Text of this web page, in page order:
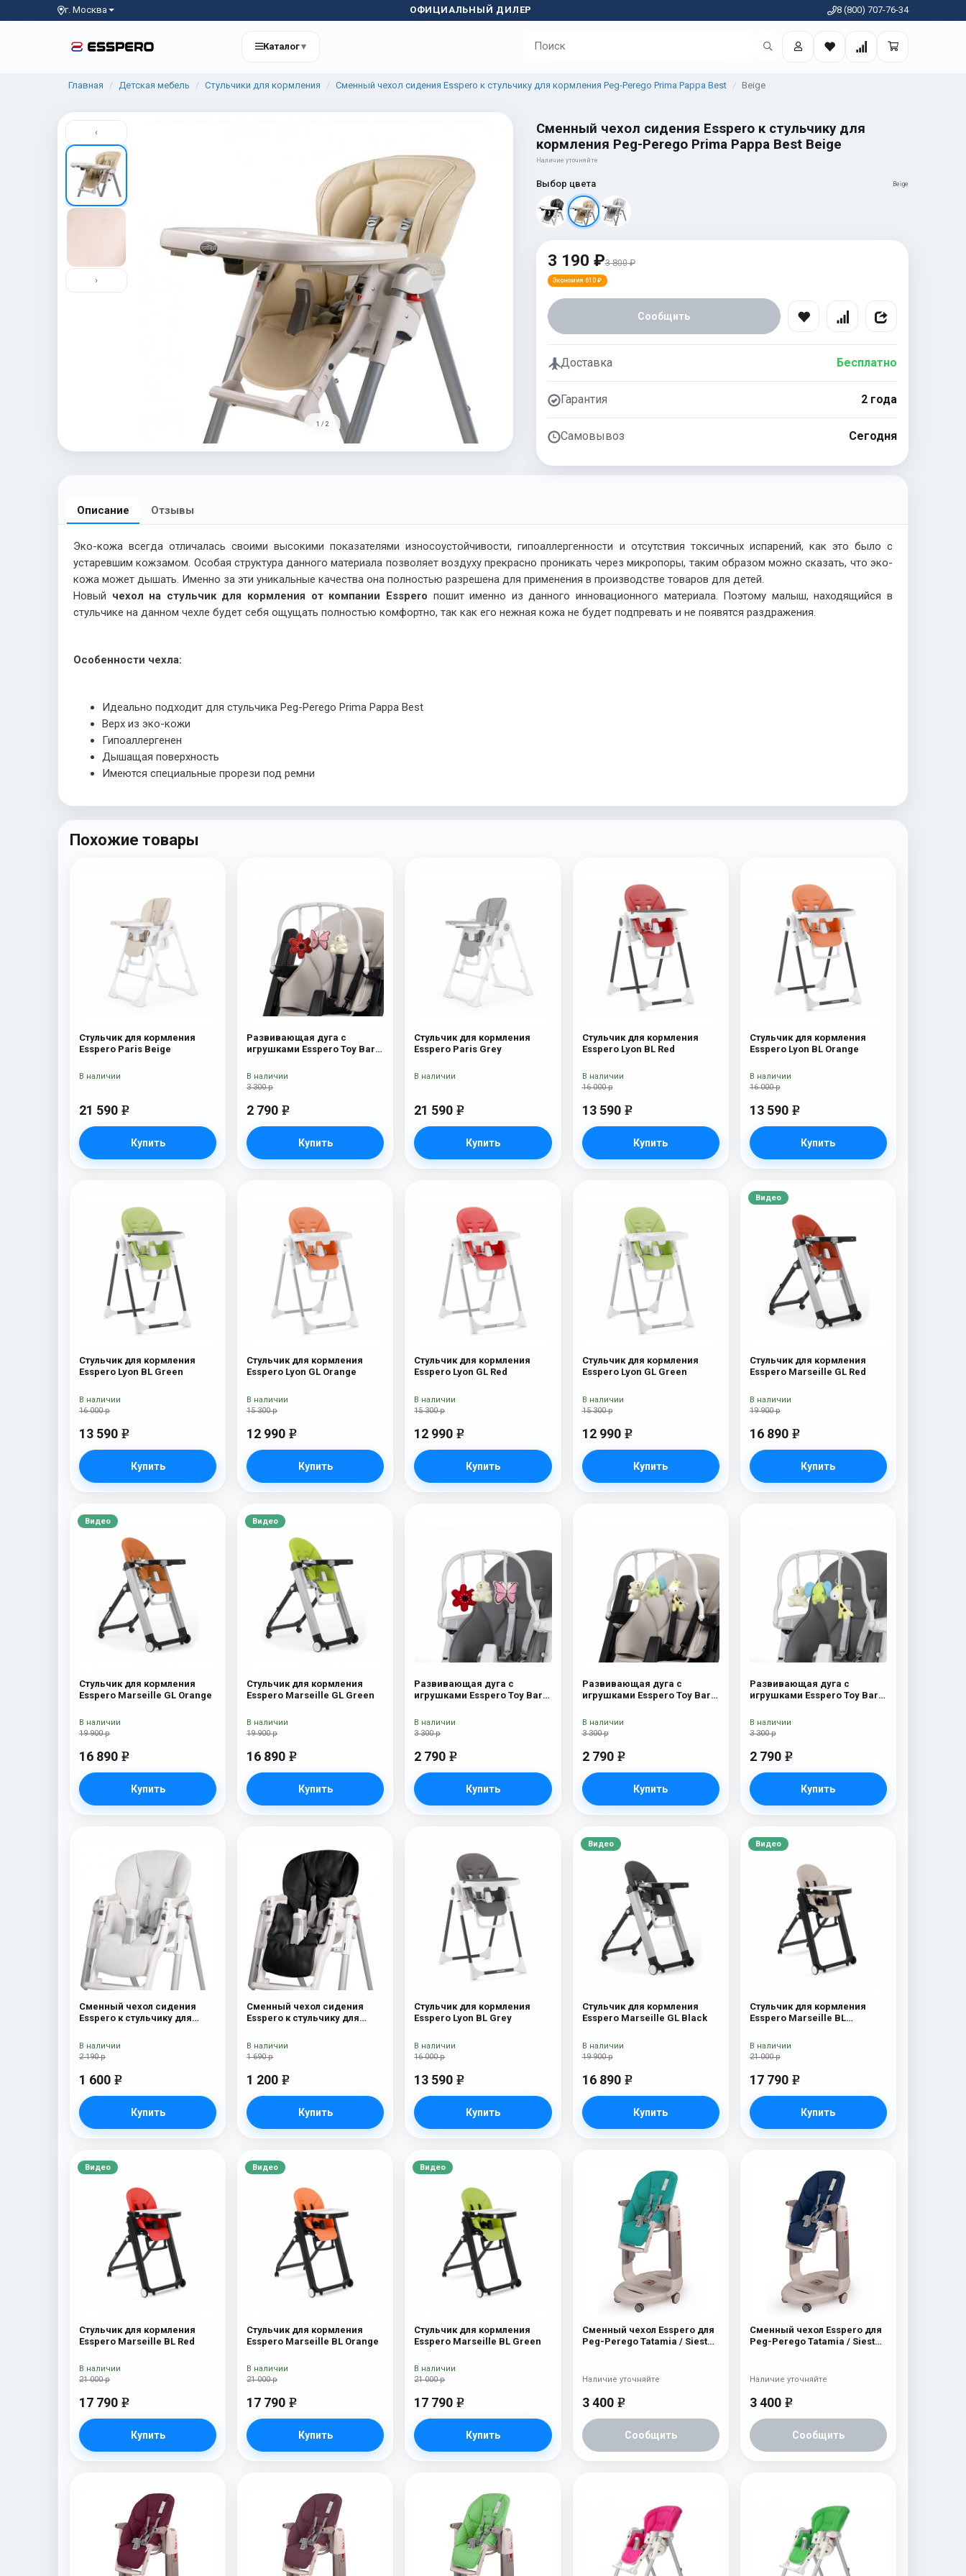
г. Москва ОФИЦИАЛЬНЫЙ ДИЛЕР 8 (800) 707-76-34
Каталог▾
Главная Детская мебель Стульчики для кормления Сменный чехол сидения Esspero к стульчику для кормления Peg-Perego Prima Pappa Best Beige
‹
›
1 / 2
Сменный чехол сидения Esspero к стульчику для
кормления Peg-Perego Prima Pappa Best Beige
Наличие уточняйте
Выбор цвета Beige
3 190 ₽3 800 ₽
Экономия 610 ₽
Сообщить
Доставка Бесплатно
Гарантия 2 года
Самовывоз Сегодня
Описание Отзывы
Эко-кожа всегда отличалась своими высокими показателями износоустойчивости, гипоаллергенности и отсутствия токсичных испарений, как это было с
устаревшим кожзамом. Особая структура данного материала позволяет воздуху прекрасно проникать через микропоры, таким образом можно сказать, что эко-
кожа может дышать. Именно за эти уникальные качества она полностью разрешена для применения в производстве товаров для детей.
Новый чехол на стульчик для кормления от компании Esspero пошит именно из данного инновационного материала. Поэтому малыш, находящийся в
стульчике на данном чехле будет себя ощущать полностью комфортно, так как его нежная кожа не будет подпревать и не появятся раздражения.
Особенности чехла:
Идеально подходит для стульчика Peg-Perego Prima Pappa Best
Верх из эко-кожи
Гипоаллергенен
Дышащая поверхность
Имеются специальные прорези под ремни
Похожие товары
Стульчик для кормления
Esspero Paris Beige
21 590 e
Купить
В наличии
Развивающая дуга с
игрушками Esspero Toy Bar
3 300 р
2 790 e
Купить
В наличии
Стульчик для кормления
Esspero Paris Grey
21 590 e
Купить
В наличии
Стульчик для кормления
Esspero Lyon BL Red
16 000 р
13 590 e
Купить
В наличии
Стульчик для кормления
Esspero Lyon BL Orange
16 000 р
13 590 e
Купить
В наличии
Стульчик для кормления
Esspero Lyon BL Green
16 000 р
13 590 e
Купить
В наличии
Стульчик для кормления
Esspero Lyon GL Orange
15 300 р
12 990 e
Купить
В наличии
Стульчик для кормления
Esspero Lyon GL Red
15 300 р
12 990 e
Купить
В наличии
Стульчик для кормления
Esspero Lyon GL Green
15 300 р
12 990 e
Купить
В наличии
Видео
Стульчик для кормления
Esspero Marseille GL Red
19 900 р
16 890 e
Купить
В наличии
Видео
Стульчик для кормления
Esspero Marseille GL Orange
19 900 р
16 890 e
Купить
В наличии
Видео
Стульчик для кормления
Esspero Marseille GL Green
19 900 р
16 890 e
Купить
В наличии
Развивающая дуга с
игрушками Esspero Toy Bar
3 300 р
2 790 e
Купить
В наличии
Развивающая дуга с
игрушками Esspero Toy Bar
3 300 р
2 790 e
Купить
В наличии
Развивающая дуга с
игрушками Esspero Toy Bar
3 300 р
2 790 e
Купить
В наличии
Сменный чехол сидения
Esspero к стульчику для
White
2 190 р
1 600 e
Купить
В наличии
Сменный чехол сидения
Esspero к стульчику для
Black
1 690 р
1 200 e
Купить
В наличии
Стульчик для кормления
Esspero Lyon BL Grey
16 000 р
13 590 e
Купить
В наличии
Видео
Стульчик для кормления
Esspero Marseille GL Black
19 900 р
16 890 e
Купить
В наличии
Видео
Стульчик для кормления
Esspero Marseille BL
21 000 р
17 790 e
Купить
В наличии
Видео
Стульчик для кормления
Esspero Marseille BL Red
21 000 р
17 790 e
Купить
В наличии
Видео
Стульчик для кормления
Esspero Marseille BL Orange
21 000 р
17 790 e
Купить
В наличии
Видео
Стульчик для кормления
Esspero Marseille BL Green
21 000 р
17 790 e
Купить
В наличии
Сменный чехол Esspero для
Peg-Perego Tatamia / Siesta
3 400 e
Сообщить
Наличие уточняйте
Сменный чехол Esspero для
Peg-Perego Tatamia / Siesta
3 400 e
Сообщить
Наличие уточняйте